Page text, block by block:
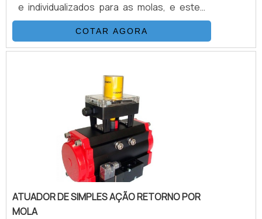
e individualizados para as molas, e estes
podem ser utilizados conforme a
necessidade de torque para cada
aplicação.Diferente de outros modelos que
uso do conceito de cartuchos, que dá ao
usuário maiores amplitudes na equalização
de torque, para cada tipo de válvula a ser
aplicada.Além de ser previamente
COTAR AGORA
ATUADOR DE SIMPLES AÇÃO RETORNO POR
MOLA